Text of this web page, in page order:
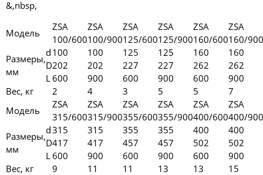
&,nbsp,
Модель
ZSA
100/600
ZSA
100/900
ZSA
125/600
ZSA
125/900
ZSA
160/600
ZSA
160/900
Размеры,
мм
d 100 100 125 125 160
160
D202 202 227 227 262
262
L 600 900 600 900 600
900
Вес, кг
2 4 3 5 5
7
Модель
ZSA
315/600
ZSA
315/900
ZSA
355/600
ZSA
355/900
ZSA
400/600
ZSA
400/900
Размеры,
мм
d315 315 355 355 400
400
D417 417 457 457 502
502
L 600 900 600 900 600
900
Вес, кг
9 11 11 13 13 15